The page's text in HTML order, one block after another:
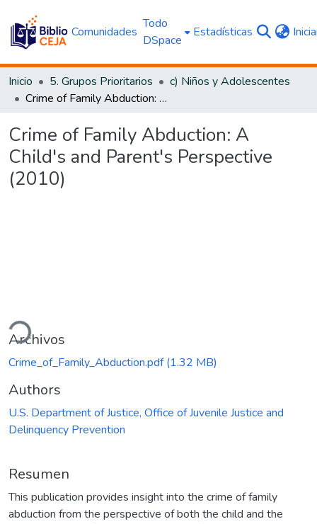
Comunidades
Todo
DSpace
Estadísticas
Inicio 5. Grupos Prioritarios
c) Niños y Adolescentes
Crime of Family Abduction: A Child's and Parent's Perspective (2010)
Crime of Family Abduction: A
Child's and Parent's Perspective
(2010)
Archivos
Crime_of_Family_Abduction.pdf(1.32 MB)
Authors
U.S. Department of Justice, Office of Juvenile Justice and
Delinquency Prevention
Resumen
This publication provides insight into the crime of family
abduction from the perspective of both the child and the